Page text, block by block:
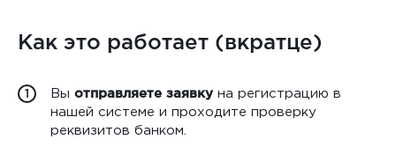
Как это работает (вкратце)
Вы отправляете заявку на регистрацию в
нашей системе и проходите проверку
реквизитов банком.